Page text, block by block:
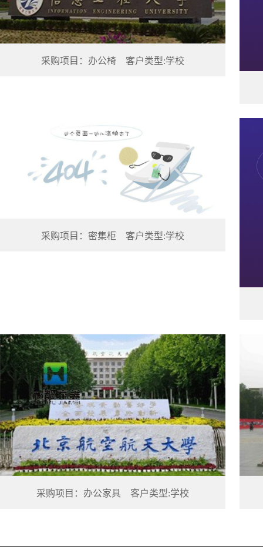
采购项目：办公椅 客户类型:学校
采购项目：密集柜 客户类型:学校
采购项目：办公家具 客户类型:学校